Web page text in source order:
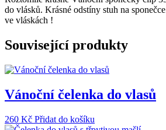
množství
do vlásků. Krásné odstíny stuh na
ve vláskách !
Související produkty
Vánoční čelenka do vlasů
260 Kč Přidat do košíku